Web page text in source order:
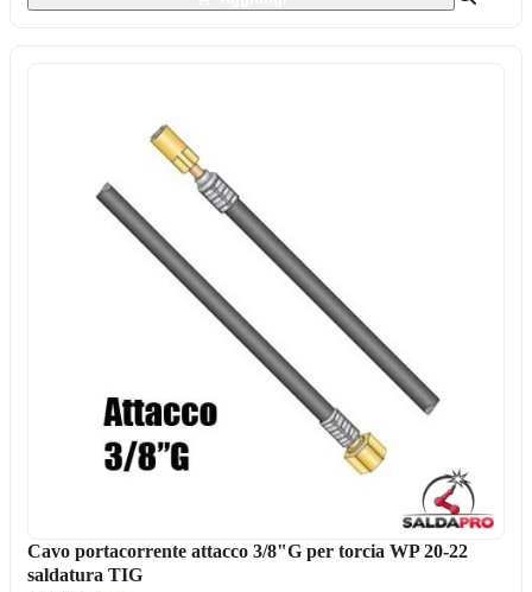
Cavo portacorrente attacco 3/8"G per torcia WP 20-22
saldatura TIG